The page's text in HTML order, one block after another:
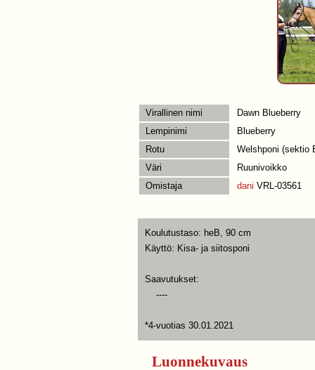
Virallinen nimi
Dawn Blueberry
Lempinimi
Blueberry
Rotu
Welshponi (sektio
Väri
Ruunivoikko
Omistaja
dani VRL-03561
Koulutustaso: heB, 90 cm
Käyttö: Kisa- ja siitosponi
Saavutukset:
----
*4-vuotias 30.01.2021
Luonnekuvaus